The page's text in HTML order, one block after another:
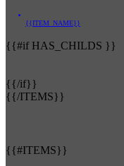
{{ITEM_NAME}}
{{#if HAS_CHILDS }}
{{/if}}
{{/ITEMS}}
{{#ITEMS}}